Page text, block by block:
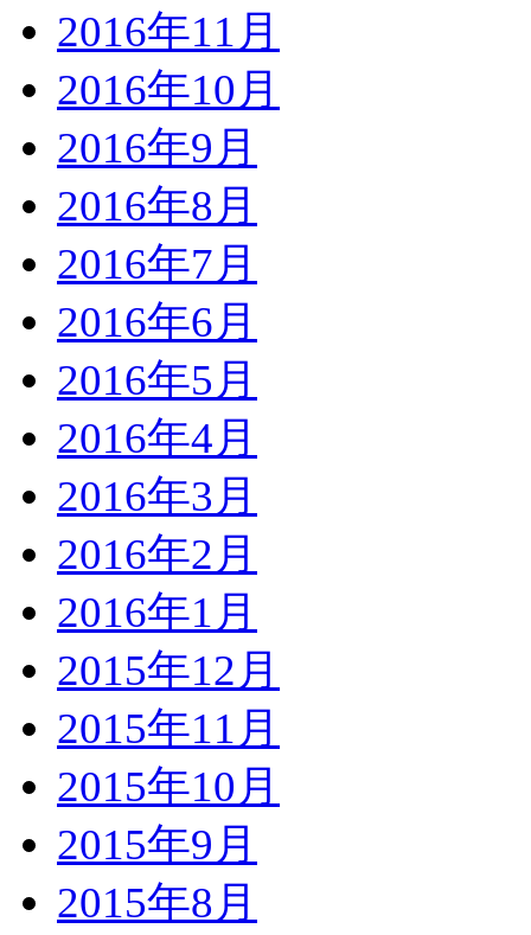
2016年11月
2016年10月
2016年9月
2016年8月
2016年7月
2016年6月
2016年5月
2016年4月
2016年3月
2016年2月
2016年1月
2015年12月
2015年11月
2015年10月
2015年9月
2015年8月